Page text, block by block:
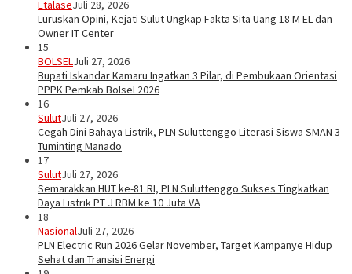
EtalaseJuli 28, 2026
Luruskan Opini, Kejati Sulut Ungkap Fakta Sita Uang 18 M EL dan
Owner IT Center
15
BOLSELJuli 27, 2026
Bupati Iskandar Kamaru Ingatkan 3 Pilar, di Pembukaan Orientasi
PPPK Pemkab Bolsel 2026
16
SulutJuli 27, 2026
Cegah Dini Bahaya Listrik, PLN Suluttenggo Literasi Siswa SMAN 3
Tuminting Manado
17
SulutJuli 27, 2026
Semarakkan HUT ke-81 RI, PLN Suluttenggo Sukses Tingkatkan
Daya Listrik PT J RBM ke 10 Juta VA
18
NasionalJuli 27, 2026
PLN Electric Run 2026 Gelar November, Target Kampanye Hidup
Sehat dan Transisi Energi